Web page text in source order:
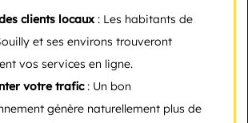
clients locaux: Les habitants de
et ses environs trouveront
vos services en ligne.
votre trafic: Un bon
génère naturellement plus de